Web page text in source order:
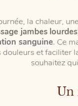
la chaleur,
jambes lourdes
sanguine. Ce
et faciliter
souhaitez
Un